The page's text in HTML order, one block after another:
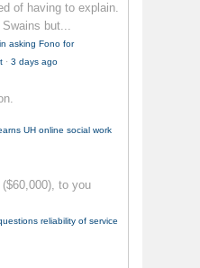
of having to explain.
but...
asking Fono for
· 3 days ago
UH online social work
to you
reliability of service